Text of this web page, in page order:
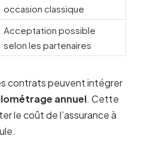
occasion classique
Acceptation possible
selon les partenaires
contrats peuvent intégrer
annuel. Cette
le coût de l’assurance à